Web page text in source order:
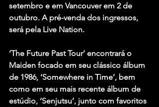
setembro e em Vancouver em 2 de
outubro. A pré-venda dos ingressos,
será pela Live Nation.
‘The Future Past Tour’ encontrará o
Maiden focado em seu clássico álbum
de 1986, ‘Somewhere in Time’, bem
como em seu mais recente álbum de
estúdio, ‘Senjutsu’, junto com favoritos